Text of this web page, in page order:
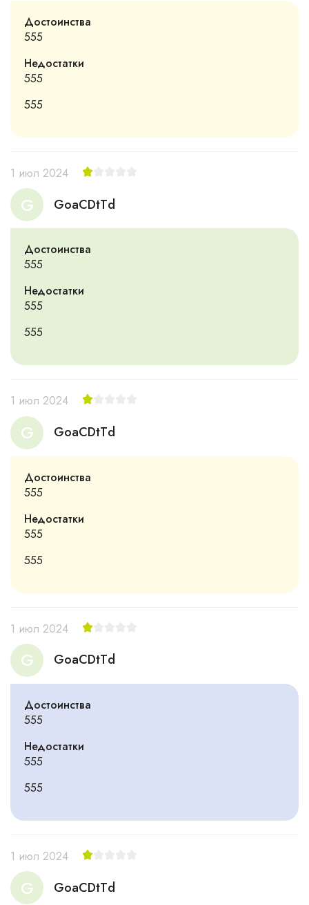
Достоинства
555
Недостатки
555
555
G GoaCDtTd
1 июл 2024
Достоинства
555
Недостатки
555
555
G GoaCDtTd
1 июл 2024
Достоинства
555
Недостатки
555
555
G GoaCDtTd
1 июл 2024
Достоинства
555
Недостатки
555
555
G GoaCDtTd
1 июл 2024